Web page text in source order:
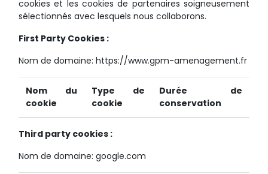
cookies et les cookies de partenaires soigneusement
sélectionnés avec lesquels nous collaborons.
First Party Cookies :
Nom de domaine: https://www.gpm-amenagement.fr
Nom du
cookie
Type de
cookie
Durée de
conservation
Third party cookies :
Nom de domaine: google.com